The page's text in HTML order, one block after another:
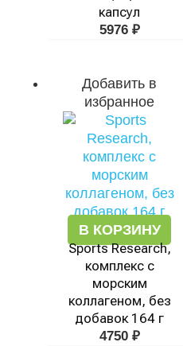
капсул
5976 ₽
Добавить в
избранное
В КОРЗИНУ
Sports Research,
комплекс с
морским
коллагеном, без
добавок 164 г
4750 ₽